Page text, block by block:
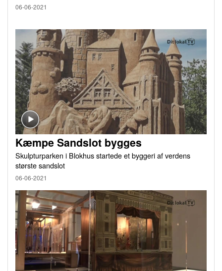
06-06-2021
Kæmpe Sandslot bygges
Skulpturparken i Blokhus startede et byggeri af verdens
største sandslot
06-06-2021